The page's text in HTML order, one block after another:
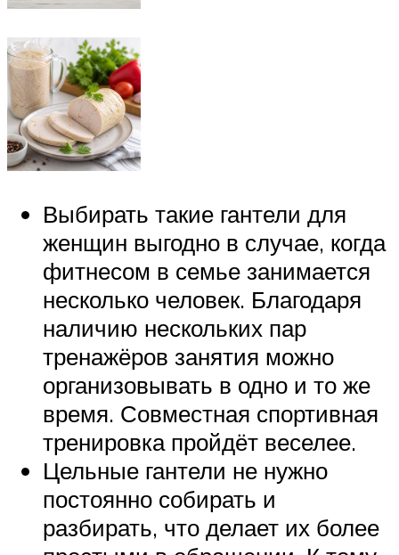
Выбирать такие гантели для
женщин выгодно в случае, когда
фитнесом в семье занимается
несколько человек. Благодаря
наличию нескольких пар
тренажёров занятия можно
организовывать в одно и то же
время. Совместная спортивная
тренировка пройдёт веселее.
Цельные гантели не нужно
постоянно собирать и
разбирать, что делает их более